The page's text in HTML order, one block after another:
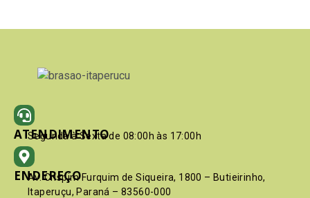
ATENDIMENTO
Segunda à Sexta de 08:00h às 17:00h
ENDEREÇO
Av. Crispim Furquim de Siqueira, 1800 – Butieirinho,
Itaperuçu, Paraná – 83560-000